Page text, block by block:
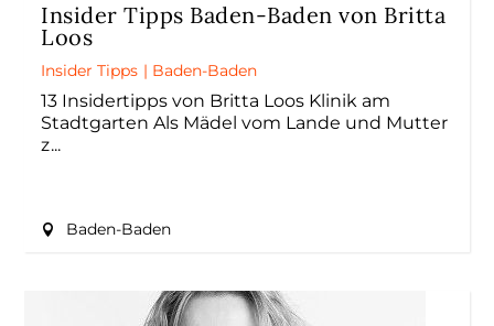
Insider Tipps Baden-Baden von Britta
Loos
Insider Tipps | Baden-Baden
13 Insidertipps von Britta Loos Klinik am
Stadtgarten Als Mädel vom Lande und Mutter
z
Baden-Baden